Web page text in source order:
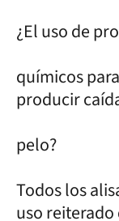
¿El uso de
químicos
producir
pelo?
Todos los
uso